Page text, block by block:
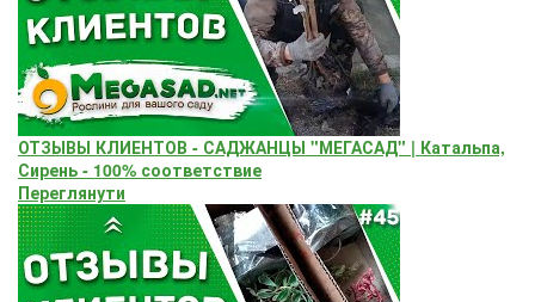
ОТЗЫВЫ КЛИЕНТОВ - САДЖАНЦЫ "МЕГАСАД" | Катальпа,
Сирень - 100% соответствие
Переглянути